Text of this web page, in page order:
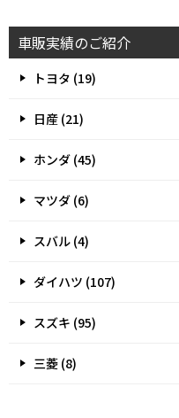
車販実績のご紹介
トヨタ (19)
日産 (21)
ホンダ (45)
マツダ (6)
スバル (4)
ダイハツ (107)
スズキ (95)
三菱 (8)